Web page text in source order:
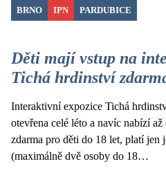
BRNO IPN PARDUBICE
Děti mají vstup na
Tichá hrdinství
Interaktivní expozice Tichá
otevřena celé léto a navíc nabízí
zdarma pro děti do 18 let, platí jen
(maximálně dvě osoby do 18…